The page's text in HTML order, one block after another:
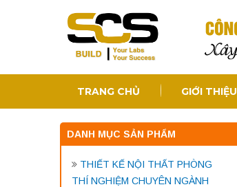
TRANG CHỦ GIỚI THIỆU
DANH MỤC SẢN PHẨM
THIẾT KẾ NỘI THẤT PHÒNG
THÍ NGHIỆM CHUYÊN NGÀNH